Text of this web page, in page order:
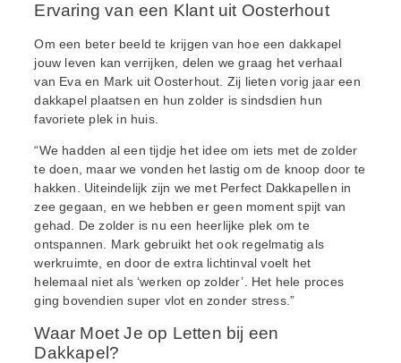
Ervaring van een Klant uit Oosterhout
Om een beter beeld te krijgen van hoe een dakkapel
jouw leven kan verrijken, delen we graag het verhaal
van Eva en Mark uit Oosterhout. Zij lieten vorig jaar een
dakkapel plaatsen en hun zolder is sindsdien hun
favoriete plek in huis.
“We hadden al een tijdje het idee om iets met de zolder
te doen, maar we vonden het lastig om de knoop door te
hakken. Uiteindelijk zijn we met Perfect Dakkapellen in
zee gegaan, en we hebben er geen moment spijt van
gehad. De zolder is nu een heerlijke plek om te
ontspannen. Mark gebruikt het ook regelmatig als
werkruimte, en door de extra lichtinval voelt het
helemaal niet als ‘werken op zolder’. Het hele proces
ging bovendien super vlot en zonder stress.”
Waar Moet Je op Letten bij een
Dakkapel?